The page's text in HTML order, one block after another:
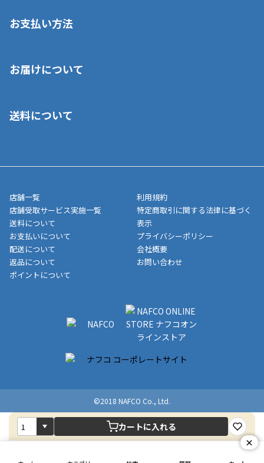
カートに入れる
お支払い方法
いいただくことはできません。ご了承ください。
■代金引換(代引)※手数料がかかります
■商品によっては一部決済方法が使用できない場合がございま
す。
お届けについて
ご注文が確認出来次第、1～4営業日に発送いたします。「お取り
業日にてお引渡しとなります。(離島などの場合、例外もあります)
メーカー直送品など一部商品については、その他商品との購入に
制限がかかる場合がございます。また発送日についても、通常と
異なる場合がございます。対象商品の説明ページをご確認くださ
い。
■店舗受取をご選択いただいた場合
ご注文が確認出来次第、お受取される店舗在庫を使用してご準備
をさせていただきます。店舗に在庫がない場合は店舗よりお取り
いただく場合がございます。店舗準備でのお渡しとなる為、商品
のみの受け渡しとなります。（箱や納品書は付属しておりませ
ん）店舗で準備が出来次第、メールにてご連絡させていただきま
送料について
店舗一覧
店舗受取サービス実施一覧
送料について
お支払いについて
配送について
返品について
ポイントについて
利用規約
特定商取引に関する法律に基づく
表示
プライバシーポリシー
会社概要
お問い合わせ
©2018 NAFCO Co., Ltd.
×